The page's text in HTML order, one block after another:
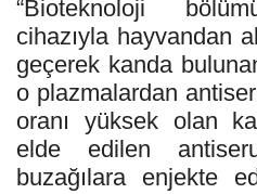
“Bioteknoloji
cihazıyla hayvandan
geçerek kanda
o plazmalardan
oranı yüksek olan
elde edilen
buzağılara enjekte